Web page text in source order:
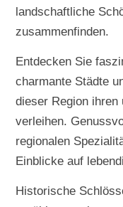
landschaftliche
zusammenfinden.
Entdecken Sie
charmante Städte
dieser Region
verleihen.
regionalen
Einblicke auf
Historische